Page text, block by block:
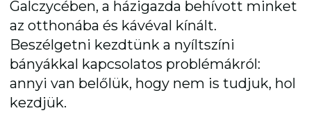
Galczycében, a házigazda behívott minket
az otthonába és kávéval kínált.
Beszélgetni kezdtünk a nyíltszíni
bányákkal kapcsolatos problémákról:
annyi van belőlük, hogy nem is tudjuk, hol
kezdjük.